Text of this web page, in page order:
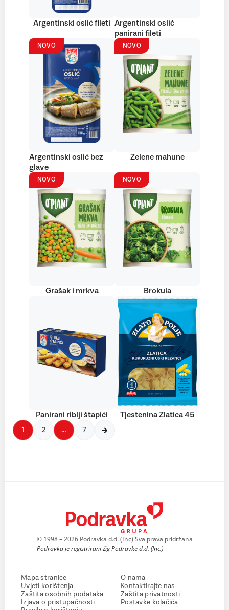
Argentinski oslić fileti Argentinski oslić
panirani fileti
NOVO
Argentinski oslić bez
glave
NOVO
Zelene mahune
NOVO
Grašak i mrkva
NOVO
Brokula
Panirani riblji štapići Tjestenina Zlatica 45
1 2 … 7
© 1998 – 2026 Podravka d.d. (Inc) Sva prava pridržana
Podravka je registrirani žig Podravke d.d. (Inc.)
Mapa stranice
Uvjeti korištenja
Zaštita osobnih podataka
Izjava o pristupačnosti
O nama
Kontaktirajte nas
Zaštita privatnosti
Postavke kolačića